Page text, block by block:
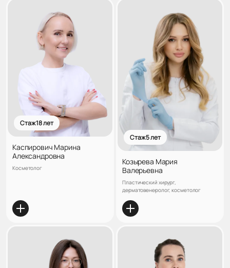
Стаж 18 лет
Каспирович Марина
Александровна
Косметолог
Стаж 5 лет
Козырева Мария
Валерьевна
Пластический хирург,
дерматовенеролог, косметолог